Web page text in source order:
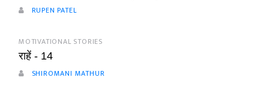
RUPEN PATEL
MOTIVATIONAL STORIES
राहें - 14
SHIROMANI MATHUR